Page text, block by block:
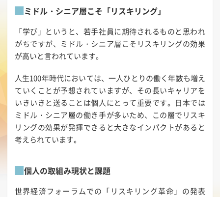
ミドル・シニア層こそ「リスキリング」
「学び」というと、若手社員に期待されるものと思われ
がちですが、ミドル・シニア層こそリスキリングの効果
が高いと言われています。
人生100年時代においては、一人ひとりの働く年数も増え
ていくことが予想されていますが、その長いキャリアを
いきいきと送ることは個人にとって重要です。日本では
ミドル・シニア層の働き手が多いため、この層でリスキ
リングの効果が発揮できると大きなインパクトがあると
考えられています。
個人の取組み現状と課題
世界経済フォーラムでの「リスキリング革命」の発表